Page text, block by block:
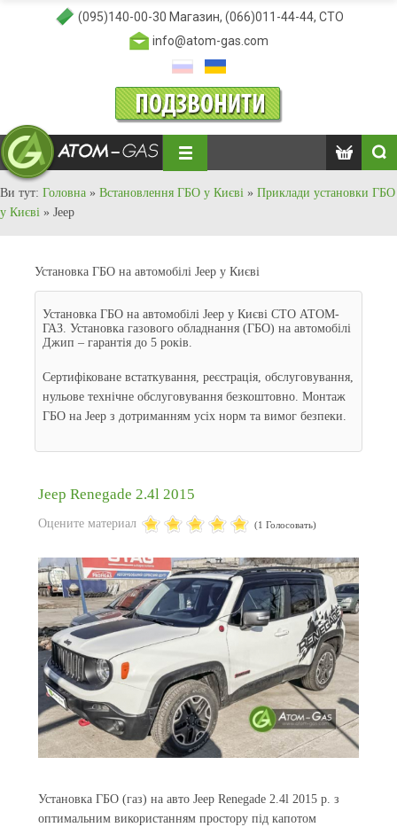
(095)140-00-30 Магазин, (066)011-44-44, СТО
info@atom-gas.com
Ви тут: Головна » Встановлення ГБО у Києві » Приклади установки ГБО
у Києві » Jeep
Установка ГБО на автомобілі Jeep у Києві
Установка ГБО на автомобілі Jeep у Києві СТО АТОМ-
ГАЗ. Установка газового обладнання (ГБО) на автомобілі
Джип – гарантія до 5 років.
Сертифіковане встаткування, реєстрація, обслуговування,
нульове технічне обслуговування безкоштовно. Монтаж
ГБО на Jeep з дотриманням усіх норм та вимог безпеки.
Jeep Renegade 2.4l 2015
Оцените материал (1 Голосовать)
Установка ГБО (газ) на авто Jeep Renegade 2.4l 2015 р. з
оптимальним використанням простору під капотом